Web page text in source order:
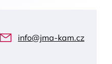
info@jma-kam.cz